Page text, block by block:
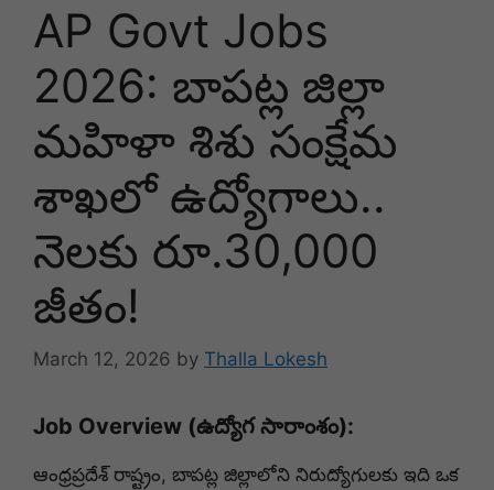
AP Govt Jobs
2026: బాపట్ల జిల్లా
మహిళా శిశు సంక్షేమ
శాఖలో ఉద్యోగాలు..
నెలకు రూ.30,000
జీతం!
March 12, 2026 by Thalla Lokesh
Job Overview (ఉద్యోగ సారాంశం):
ఆంధ్రప్రదేశ్ రాష్ట్రం, బాపట్ల జిల్లాలోని నిరుద్యోగులకు ఇది ఒక